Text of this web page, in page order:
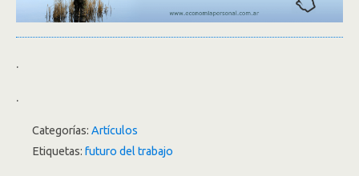
.
.
Categorías: Artículos
Etiquetas: futuro del trabajo